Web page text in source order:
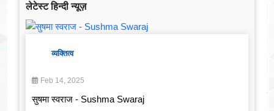
लेटेस्ट हिन्दी न्यूज़
व्यक्तित्व
Feb 14, 2025
सुषमा स्वराज - Sushma Swaraj